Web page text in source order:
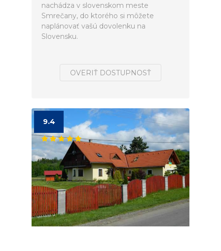
nachádza v slovenskom meste
Smrečany, do ktorého si môžete
naplánovať vašú dovolenku na
Slovensku.
OVERIŤ DOSTUPNOSŤ
9.4